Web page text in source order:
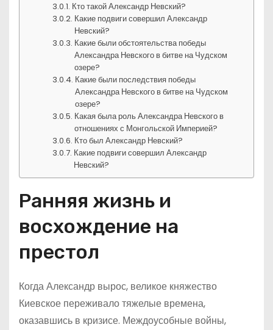
Кто такой Александр Невский?
Какие подвиги совершил Александр
Невский?
Какие были обстоятельства победы
Александра Невского в битве на Чудском
озере?
Какие были последствия победы
Александра Невского в битве на Чудском
озере?
Какая была роль Александра Невского в
отношениях с Монгольской Империей?
Кто был Александр Невский?
Какие подвиги совершил Александр
Невский?
Ранняя жизнь и
восхождение на
престол
Когда Александр вырос, великое княжество
Киевское переживало тяжелые времена,
оказавшись в кризисе. Междоусобные войны,